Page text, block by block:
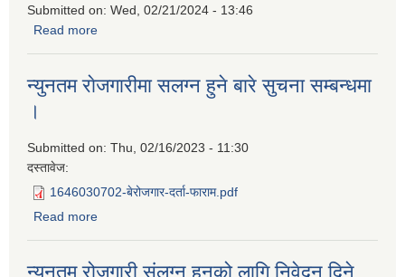
Submitted on: Wed, 02/21/2024 - 13:46
Read more
न्युनतम राेजगारीमा सलग्न हुने बारे सुचना सम्बन्धमा
।
Submitted on: Thu, 02/16/2023 - 11:30
दस्तावेज:
1646030702-बेरोजगार-दर्ता-फाराम.pdf
Read more
न्यूनतम रोजगारी संलग्न हुनको लागि निवेदन दिने